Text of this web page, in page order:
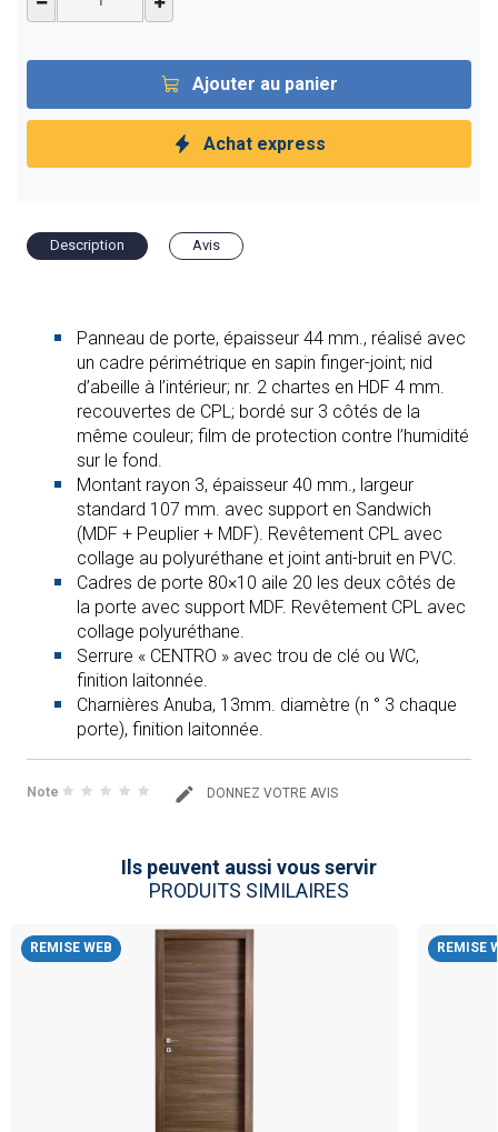
Ajouter au panier
Achat express
Description Avis
Panneau de porte, épaisseur 44 mm., réalisé avec
un cadre périmétrique en sapin finger-joint; nid
d’abeille à l’intérieur; nr. 2 chartes en HDF 4 mm.
recouvertes de CPL; bordé sur 3 côtés de la
même couleur; film de protection contre l’humidité
sur le fond.
Montant rayon 3, épaisseur 40 mm., largeur
standard 107 mm. avec support en Sandwich
(MDF + Peuplier + MDF). Revêtement CPL avec
collage au polyuréthane et joint anti-bruit en PVC.
Cadres de porte 80×10 aile 20 les deux côtés de
la porte avec support MDF. Revêtement CPL avec
collage polyuréthane.
Serrure « CENTRO » avec trou de clé ou WC,
finition laitonnée.
Charnières Anuba, 13mm. diamètre (n ° 3 chaque
porte), finition laitonnée.
Note DONNEZ VOTRE AVIS
Ils peuvent aussi vous servir
PRODUITS SIMILAIRES
REMISE WEB REMISE